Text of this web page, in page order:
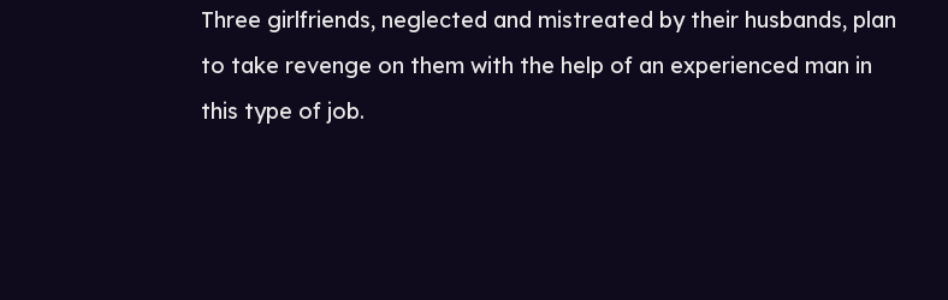
Three girlfriends, neglected and mistreated by their husbands, plan
to take revenge on them with the help of an experienced man in
this type of job.